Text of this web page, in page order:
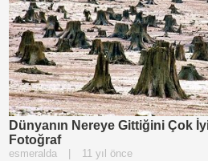
Dünyanın Nereye Gittiğini Çok
Fotoğraf
esmeralda 11 yıl önce